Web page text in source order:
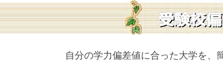
自分の学力偏差値に合った大学を、